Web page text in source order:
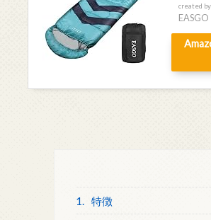
created by
EASGO
1. 特徴